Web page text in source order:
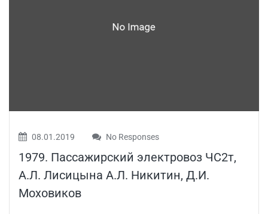
08.01.2019 No Responses
1979. Пассажирский электровоз ЧС2т,
А.Л. Лисицына А.Л. Никитин, Д.И.
Моховиков